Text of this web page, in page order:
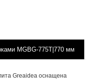
MGBG-775T|770 мм
Greaidea оснащена